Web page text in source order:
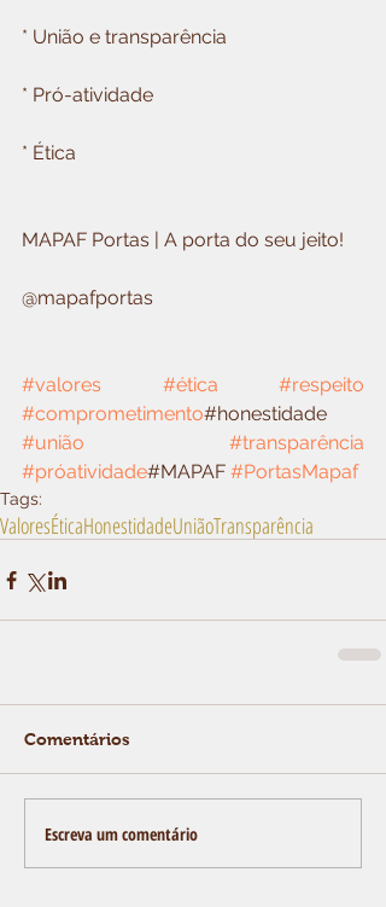
* União e transparência
* Pró-atividade
* Ética
MAPAF Portas | A porta do seu jeito!
@mapafportas
#valores #ética
#respeito
#comprometimento
#união
#transparência
#próatividade#MAPAF #PortasMapaf
Tags:
ValoresÉticaHonestidadeUniãoTransparência
Comentários
Escreva um comentário